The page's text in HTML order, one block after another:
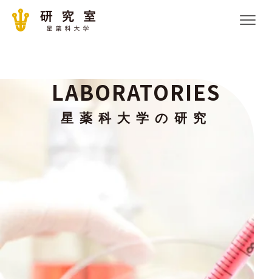
LABORATORIES
星薬科大学の研究